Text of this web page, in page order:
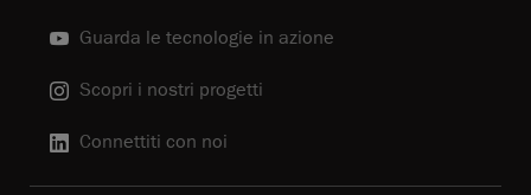
Guarda le tecnologie in azione
Scopri i nostri progetti
Connettiti con noi